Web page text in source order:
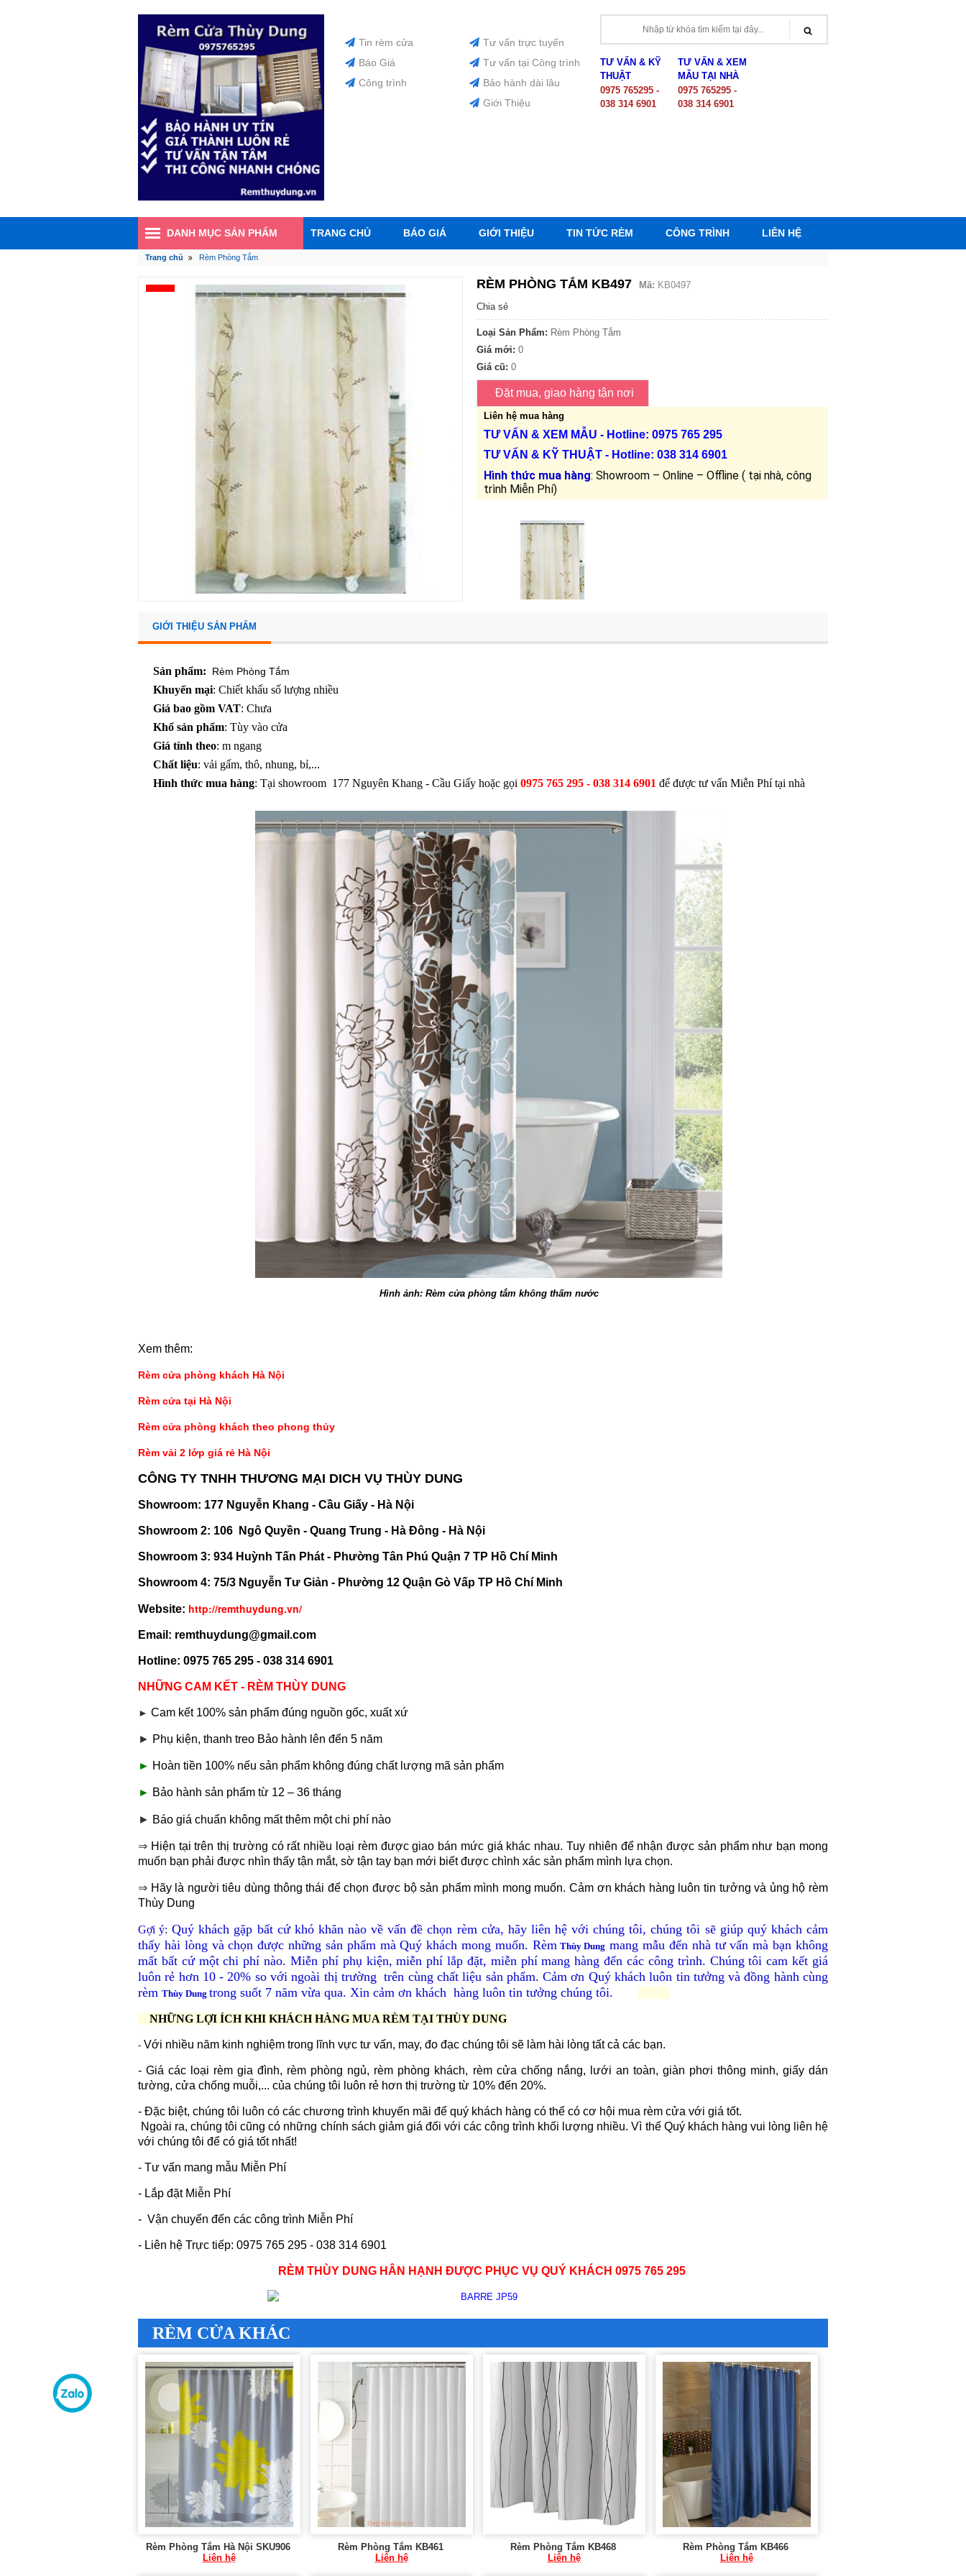
Tin rèm cửa
Báo Giá
Công trình
Tư vấn trực tuyến
Tư vấn tại Công trình
Bảo hành dài lâu
Giới Thiệu
TƯ VẤN & KỸ
THUẬT
0975 765295 -
038 314 6901
TƯ VẤN & XEM
MẪU TẠI NHÀ
0975 765295 -
038 314 6901
DANH MỤC SẢN PHẨM TRANG CHỦ BÁO GIÁ GIỚI THIỆU TIN TỨC RÈM CÔNG TRÌNH LIÊN HỆ
Trang chủ Rèm Phòng Tắm
RÈM PHÒNG TẮM KB497 Mã: KB0497
Chia sẻ
Loại Sản Phẩm: Rèm Phòng Tắm
Giá mới:0
Giá cũ:0
Liên hệ mua hàng
TƯ VẤN &XEM MẪU- Hotline: 0975 765 295
TƯ VẤN & KỸ THUẬT - Hotline: 038 314 6901
Hình thức mua hàng: Showroom – Online – Offline ( tại nhà, công
trình Miễn Phí)
GIỚI THIỆU SẢN PHẨM
Sản phẩm: Rèm Phòng Tắm
Khuyến mại: Chiết khấu số lượng nhiều
Giá bao gồm VAT: Chưa
Khổ sản phẩm: Tùy vào cửa
Giá tính theo: m ngang
Chất liệu: vải gấm, thô, nhung, bỉ,...
Hình thức mua hàng: Tại showroom 177 Nguyên Khang - Cầu Giấy hoặc gọi 0975 765 295 - 038 314 6901 để được tư vấn Miễn Phí tại nhà
Hình ảnh: Rèm cửa phòng tắm không thấm nước
Xem thêm:
Rèm cửa phòng khách Hà Nội
Rèm cửa tại Hà Nội
Rèm cửa phòng khách theo phong thủy
Rèm vải 2 lớp giá rẻ Hà Nội
CÔNG TY TNHH THƯƠNG MẠI DICH VỤ THÙY DUNG
Showroom: 177 Nguyễn Khang - Cầu Giấy - Hà Nội
Showroom 2: 106 Ngô Quyền - Quang Trung - Hà Đông - Hà Nội
Showroom 3: 934 Huỳnh Tấn Phát - Phường Tân Phú Quận 7 TP Hồ Chí Minh
Showroom 4: 75/3 Nguyễn Tư Giản - Phường 12 Quận Gò Vấp TP Hồ Chí Minh
Website: http://remthuydung.vn/
Email: remthuydung@gmail.com
Hotline: 0975 765 295 - 038 314 6901
NHỮNG CAM KẾT - RÈM THÙY DUNG
► Cam kết 100% sản phẩm đúng nguồn gốc, xuất xứ
► Phụ kiện, thanh treo Bảo hành lên đến 5 năm
► Hoàn tiền 100% nếu sản phẩm không đúng chất lượng mã sản phẩm
► Bảo hành sản phẩm từ 12 – 36 tháng
► Báo giá chuẩn không mất thêm một chi phí nào
⇒ Hiện tại trên thị trường có rất nhiều loại rèm được giao bán mức giá khác nhau. Tuy nhiên để nhận được sản phẩm như bạn mong
muốn bạn phải được nhìn thấy tận mắt, sờ tận tay bạn mới biết được chình xác sản phẩm mình lựa chọn.
⇒ Hãy là người tiêu dùng thông thái để chọn được bộ sản phẩm mình mong muốn. Cảm ơn khách hàng luôn tin tưởng và ủng hộ rèm
Thùy Dung
Gợi ý: Quý khách gặp bất cứ khó khăn nào về vấn đề chọn rèm cửa, hãy liên hệ với chúng tôi, chúng tôi sẽ giúp quý khách cảm
thấy hài lòng và chọn được những sản phẩm mà Quý khách mong muốn. RèmThùy Dung mang mẫu đến nhà tư vấn mà bạn không
mất bất cứ một chi phí nào. Miễn phí phụ kiện, miễn phí lắp đặt, miễn phí mang hàng đến các công trình. Chúng tôi cam kết giá
luôn rẻ hơn 10 - 20% so với ngoài thị trường trên cùng chất liệu sản phẩm. Cảm ơn Quý khách luôn tin tưởng và đồng hành cùng
rèm Thùy Dung trong suốt 7 năm vừa qua. Xin cảm ơn khách hàng luôn tin tưởng chúng tôi.
NHỮNG LỢI ÍCH KHI KHÁCH HÀNG MUA RÈM TẠI THÙY DUNG
- Với nhiều năm kinh nghiệm trong lĩnh vực tư vấn, may, đo đạc chúng tôi sẽ làm hài lòng tất cả các bạn.
- Giá các loại rèm gia đình, rèm phòng ngủ, rèm phòng khách, rèm cửa chống nắng, lưới an toàn, giàn phơi thông minh, giấy dán
tường, cửa chống muỗi,... của chúng tôi luôn rẻ hơn thị trường từ 10% đến 20%.
- Đặc biệt, chúng tôi luôn có các chương trình khuyến mãi để quý khách hàng có thể có cơ hội mua rèm cửa với giá tốt.
Ngoài ra, chúng tôi cũng có những chính sách giảm giá đối với các công trình khối lượng nhiều. Vì thế Quý khách hàng vui lòng liên hệ
với chúng tôi để có giá tốt nhất!
- Tư vấn mang mẫu Miễn Phí
- Lắp đặt Miễn Phí
- Vận chuyển đến các công trình Miễn Phí
- Liên hệ Trực tiếp: 0975 765 295 - 038 314 6901
RÈM THÙY DUNG HÂN HẠNH ĐƯỢC PHỤC VỤ QUÝ KHÁCH 0975 765 295
RÈM CỬA KHÁC
Rèm Phòng Tắm Hà Nội SKU906
Liên hệ
Rèm Phòng Tắm KB461
Liên hệ
Rèm Phòng Tắm KB468
Liên hệ
Rèm Phòng Tắm KB466
Liên hệ